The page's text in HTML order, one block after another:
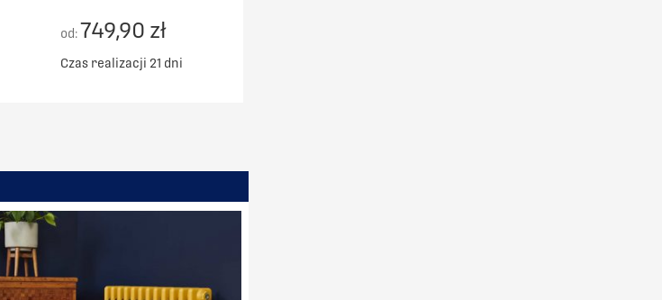
od: 749,90 zł
Czas realizacji 21 dni